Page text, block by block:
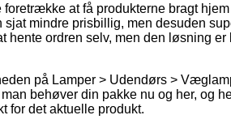
foretrække at få produkterne bragt
sjat mindre prisbillig, men desuden
hente ordren selv, men den løsning
på Lamper > Udendørs >
behøver din pakke nu og her, og
for det aktuelle produkt.